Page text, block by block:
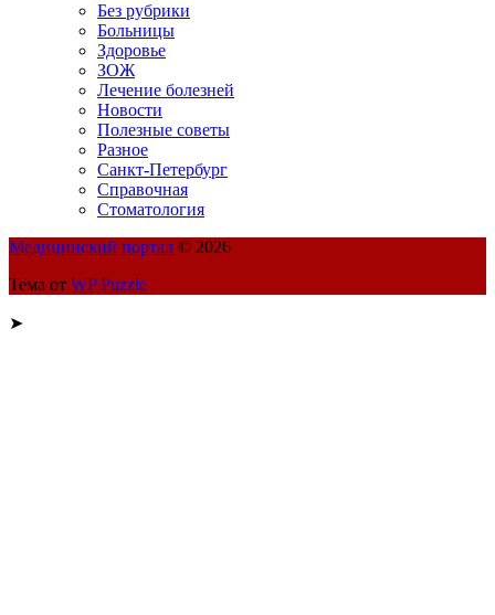
Без рубрики
Больницы
Здоровье
ЗОЖ
Лечение болезней
Новости
Полезные советы
Разное
Санкт-Петербург
Справочная
Стоматология
Медицинский портал © 2026
Тема от WP Puzzle
➤